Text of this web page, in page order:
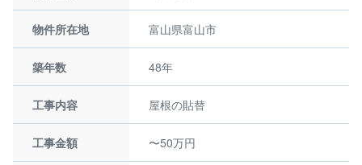
物件所在地 富山県富山市
築年数 48年
工事内容 屋根の貼替
工事金額 〜50万円